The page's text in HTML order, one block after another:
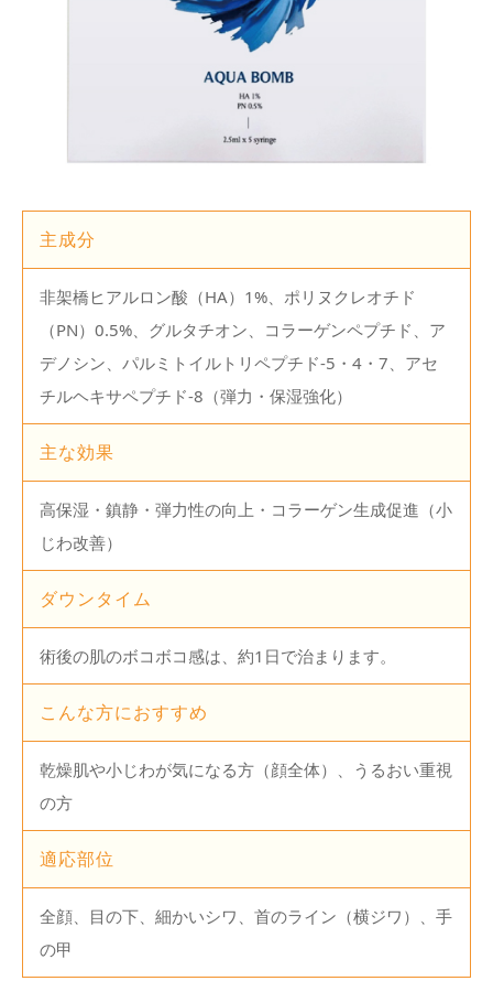
主成分
非架橋ヒアルロン酸（HA）1%、ポリヌクレオチド
（PN）0.5%、グルタチオン、コラーゲンペプチド、ア
デノシン、パルミトイルトリペプチド-5・4・7、アセ
チルヘキサペプチド-8（弾力・保湿強化）
主な効果
高保湿・鎮静・弾力性の向上・コラーゲン生成促進（小
じわ改善）
ダウンタイム
術後の肌のボコボコ感は、約1日で治まります。
こんな方におすすめ
乾燥肌や小じわが気になる方（顔全体）、うるおい重視
の方
適応部位
全顔、目の下、細かいシワ、首のライン（横ジワ）、手
の甲